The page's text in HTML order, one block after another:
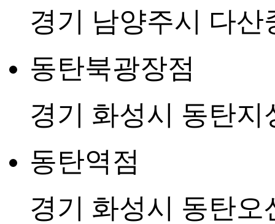
경기 남양주시 다산
동탄북광장점
경기 화성시 동탄지
동탄역점
경기 화성시 동탄오